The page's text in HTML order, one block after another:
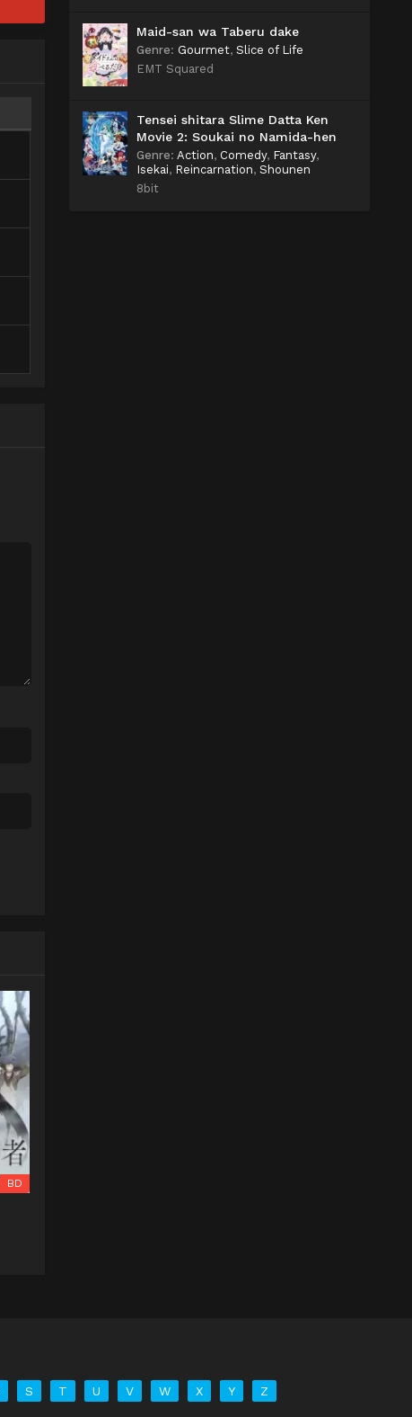
BD
Maid-san wa Taberu dake
Genre: Gourmet, Slice of Life
EMT Squared
Tensei shitara Slime Datta Ken
Movie 2: Soukai no Namida-hen
Genre: Action, Comedy, Fantasy,
Isekai, Reincarnation, Shounen
8bit
S T U V W X Y Z